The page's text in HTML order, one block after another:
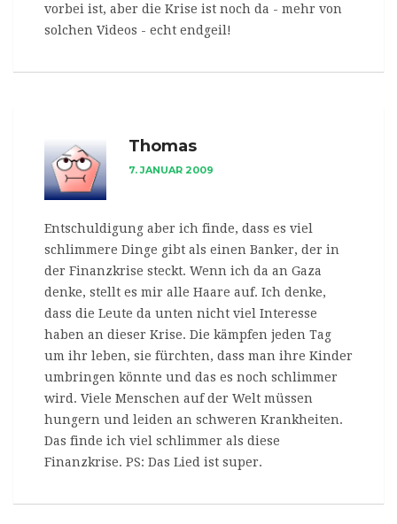
vorbei ist, aber die Krise ist noch da - mehr von
solchen Videos - echt endgeil!
Thomas
7. JANUAR 2009
Entschuldigung aber ich finde, dass es viel
schlimmere Dinge gibt als einen Banker, der in
der Finanzkrise steckt. Wenn ich da an Gaza
denke, stellt es mir alle Haare auf. Ich denke,
dass die Leute da unten nicht viel Interesse
haben an dieser Krise. Die kämpfen jeden Tag
um ihr leben, sie fürchten, dass man ihre Kinder
umbringen könnte und das es noch schlimmer
wird. Viele Menschen auf der Welt müssen
hungern und leiden an schweren Krankheiten.
Das finde ich viel schlimmer als diese
Finanzkrise. PS: Das Lied ist super.